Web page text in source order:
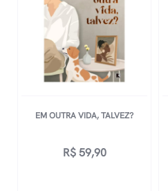
quantidade
EM OUTRA VIDA, TALVEZ?
R$59,90